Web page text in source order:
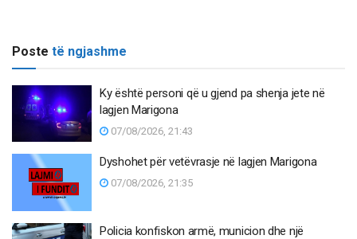
Poste të ngjashme
Ky është personi që u gjend pa shenja jete në
lagjen Marigona
07/08/2026, 21:43
Dyshohet për vetëvrasje në lagjen Marigona
07/08/2026, 21:35
Policia konfiskon armë, municion dhe një